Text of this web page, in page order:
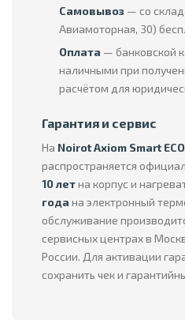
Самовывоз — со
Авиамоторная, 30)
Оплата — банковской
наличными при
расчётом для
Гарантия и сервис
На Noirot Axiom Smart
распространяется
10 летна корпус и
года на электронный
обслуживание
сервисных центрах в
России. Для активации
сохранить чек и